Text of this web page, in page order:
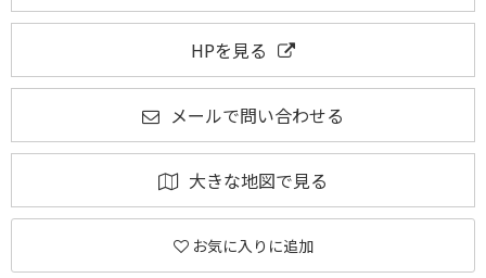
HPを見る
メールで問い合わせる
大きな地図で見る
お気に入りに追加